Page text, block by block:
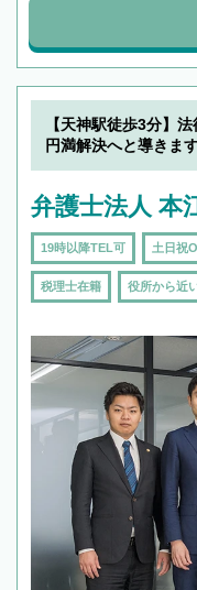
【天神駅徒歩3分】
円満解決へと導きま
弁護士法人 本
19時以降TEL可 土日祝
税理士在籍 役所から近